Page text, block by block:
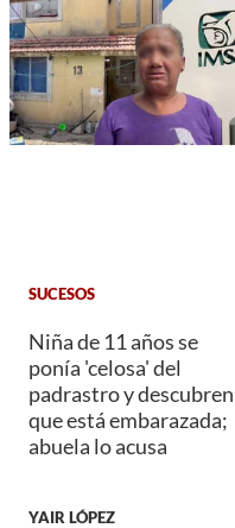
SUCESOS
Niña de 11 años se
ponía 'celosa' del
padrastro y descubren
que está embarazada;
abuela lo acusa
YAIR LÓPEZ